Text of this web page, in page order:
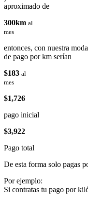
aproximado de
300km al
mes
entonces, con nuestra
de pago por km serían
$183 al
mes
$1,726
pago inicial
$3,922
Pago total
De esta forma solo pagas
Por ejemplo:
Si contratas tu pago por